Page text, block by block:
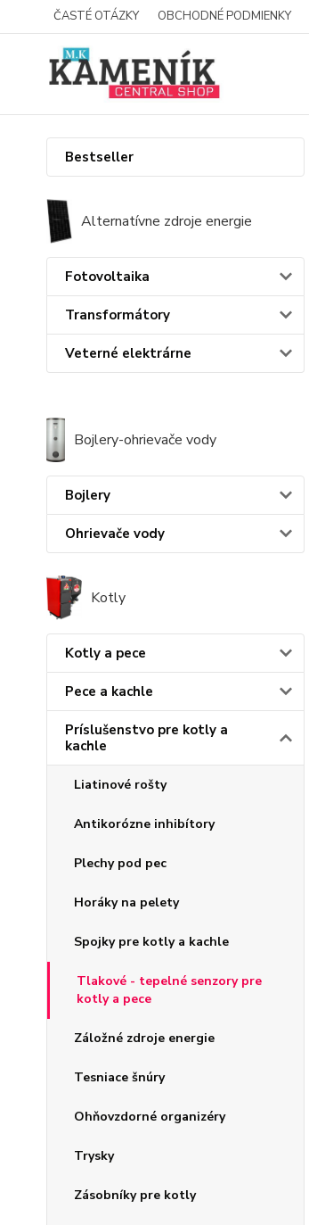
ČASTÉ OTÁZKY OBCHODNÉ PODMIENKY
Bestseller
Alternatívne zdroje energie
Fotovoltaika
Transformátory
Veterné elektrárne
Bojlery-ohrievače vody
Bojlery
Ohrievače vody
Kotly
Kotly a pece
Pece a kachle
Príslušenstvo pre kotly a
kachle
Liatinové rošty
Antikorózne inhibítory
Plechy pod pec
Horáky na pelety
Spojky pre kotly a kachle
Tlakové - tepelné senzory pre
kotly a pece
Záložné zdroje energie
Tesniace šnúry
Ohňovzdorné organizéry
Trysky
Zásobníky pre kotly